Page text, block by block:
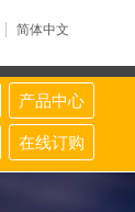
简体中文
产品中心
在线订购